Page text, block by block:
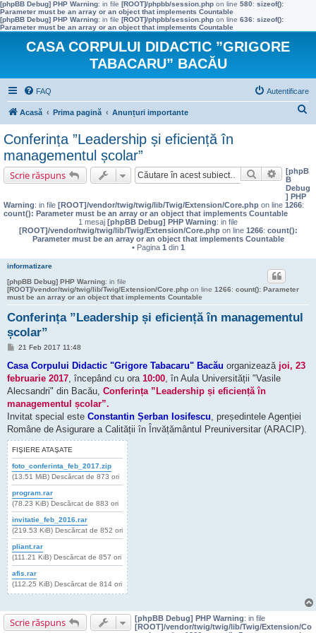
[phpBB Debug] PHP Warning: in file [ROOT]/phpbb/session.php on line 580: sizeof():
Parameter must be an array or an object that implements Countable
[phpBB Debug] PHP Warning: in file [ROOT]/phpbb/session.php on line 636: sizeof():
Parameter must be an array or an object that implements Countable
CASA CORPULUI DIDACTIC ”GRIGORE
TABACARU” BACĂU
FAQ Autentificare
Acasă Prima pagină Anunțuri importante
Conferința ”Leadership și eficiență în
managementul școlar”
Scrie răspuns Căutare[phpB
B
Debug
] PHP
Warning: in file [ROOT]/vendor/twig/twig/lib/Twig/Extension/Core.php on line 1266:
count(): Parameter must be an array or an object that implements Countable
1 mesaj [phpBB Debug] PHP Warning: in file
[ROOT]/vendor/twig/twig/lib/Twig/Extension/Core.phpon line 1266: count():
Parameter must be an array or an object that implements Countable
• Pagina 1 din 1
informatizare
[phpBB Debug] PHP Warning: in file
[ROOT]/vendor/twig/twig/lib/Twig/Extension/Core.php on line 1266: count(): Parameter
must be an array or an object that implements Countable
Conferința ”Leadership și eficiență în managementul
școlar”
M
s
j
21 Feb 2017 11:48
Casa Corpului Didactic "Grigore Tabacaru" Bacău organizează joi, 23
februarie 2017, începând cu ora 10:00, în Aula Universității "Vasile
Alecsandri" din Bacău, Conferința ”Leadership și eficiență în
managementul școlar”.
Invitat special este Constantin Șerban Iosifescu, președintele Agenției
Române de Asigurare a Calității în Învățământul Preuniversitar (ARACIP).
FIŞIERE ATAŞATE
foto_conferinta_feb_2017.zip
(13.51 MiB) Descărcat de 873 ori
program.rar
(78.23 KiB) Descărcat de 883 ori
invitatie_feb_2016.rar
(219.53 KiB) Descărcat de 852 ori
pliant.rar
(111.21 KiB) Descărcat de 857 ori
afis.rar
(112.25 KiB) Descărcat de 814 ori
Scrie răspuns [phpBB Debug] PHP Warning: in file
[ROOT]/vendor/twig/twig/lib/Twig/Extension/Co